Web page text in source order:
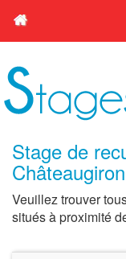
Stage de
Châteaugiron
Veuillez trouver
situés à proximité